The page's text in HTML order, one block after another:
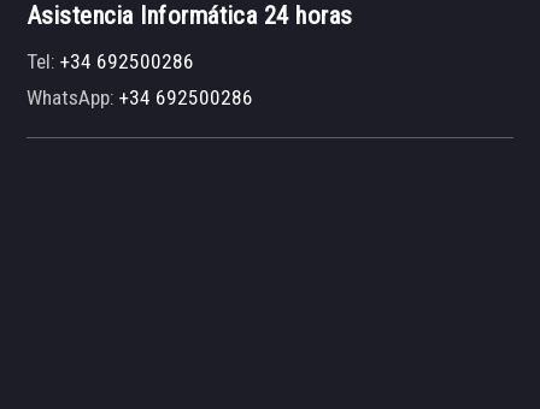
Asistencia Informática 24 horas
Tel:+34 692500286
WhatsApp:+34 692500286